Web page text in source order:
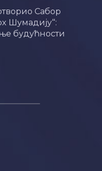
Сабор
Шумадију“:
будућности